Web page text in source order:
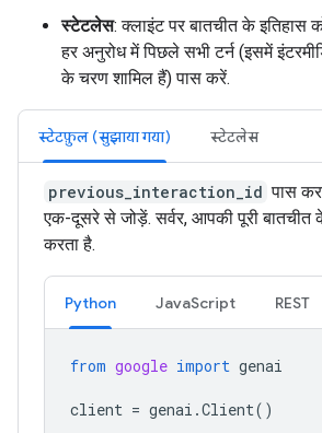
स्टेटलेस: क्लाइंट पर बातचीत के
हर अनुरोध में पिछले सभी टर्न (इसमें
के चरण शामिल हैं) पास करें.
स्टेटफ़ुल (सुझाया गया) स्टेटलेस
previous_interaction_id पास
एक-दूसरे से जोड़ें. सर्वर, आपकी पूरी बातचीत
करता है.
Python JavaScript REST
from google import genai
client = genai .Client()